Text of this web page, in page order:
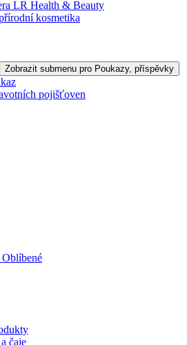
LR Health & Beauty
kosmetika
Zobrazit submenu pro Poukazy, příspěvky
pojišťoven
Oblíbené
čaje